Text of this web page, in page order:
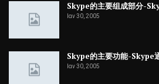
Skype的主要组成部分-
Ιαν 30, 2005
Skype的主要功能-Skype
Ιαν 30, 2005